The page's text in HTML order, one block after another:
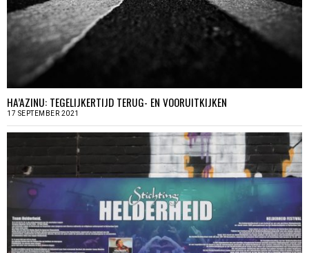
HA’AZINU: TEGELIJKERTIJD TERUG- EN VOORUITKIJKEN
17 SEPTEMBER 2021